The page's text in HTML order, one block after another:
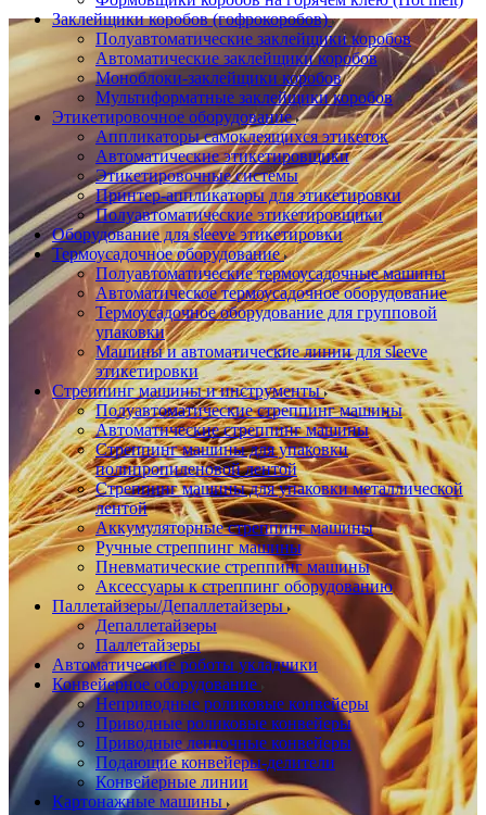
Заклейщики коробов (гофрокоробов)
Полуавтоматические заклейщики коробов
Автоматические заклейщики коробов
Моноблоки-заклейщики коробов
Мультиформатные заклейщики коробов
Этикетировочное оборудование
Аппликаторы самоклеящихся этикеток
Автоматические этикетировщики
Этикетировочные системы
Принтер-аппликаторы для этикетировки
Полуавтоматические этикетировщики
Оборудование для sleeve этикетировки
Термоусадочное оборудование
Полуавтоматические термоусадочные машины
Автоматическое термоусадочное оборудование
Термоусадочное оборудование для групповой
упаковки
Машины и автоматические линии для sleeve
этикетировки
Стреппинг машины и инструменты
Полуавтоматические стреппинг машины
Автоматические стреппинг машины
Стреппинг машины для упаковки
полипропиленовой лентой
Стреппинг машины для упаковки металлической
лентой
Аккумуляторные стреппинг машины
Ручные стреппинг машины
Пневматические стреппинг машины
Аксессуары к стреппинг оборудованию
Паллетайзеры/Депаллетайзеры
Депаллетайзеры
Паллетайзеры
Автоматические роботы укладчики
Конвейерное оборудование
Неприводные роликовые конвейеры
Приводные роликовые конвейеры
Приводные ленточные конвейеры
Подающие конвейеры-делители
Конвейерные линии
Картонажные машины